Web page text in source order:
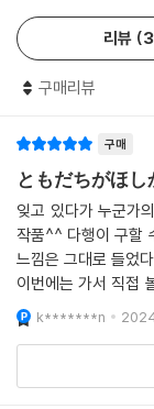
리뷰 3
구매리뷰
구매
ともだちがほ
잊고 있다가 누군가
작품^^ 다행이 구할
느낌은 그대로 들었
이번에는 가서 직접
람들은 언제나 그렇듯
k*******n